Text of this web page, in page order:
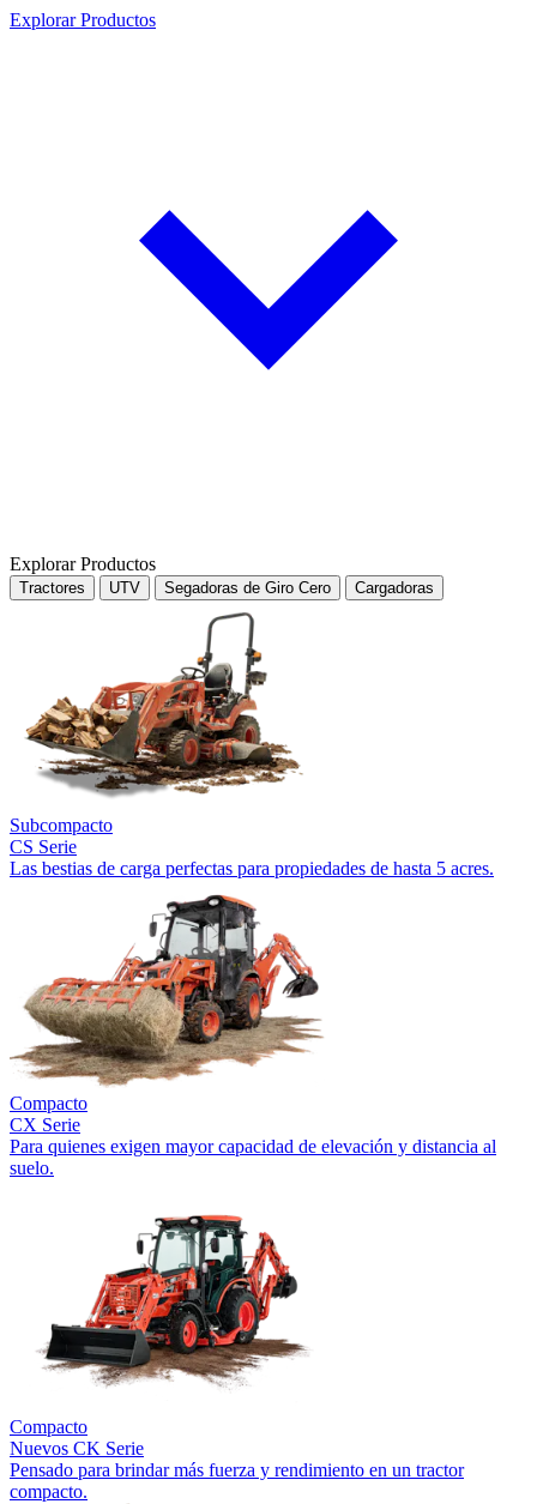
Explorar Productos
Explorar Productos
Tractores UTV Segadoras de Giro Cero Cargadoras
Subcompacto
CS Serie
Las bestias de carga perfectas para propiedades de hasta 5 acres.
Compacto
CX Serie
Para quienes exigen mayor capacidad de elevación y distancia al
suelo.
Compacto
Nuevos CK Serie
Pensado para brindar más fuerza y rendimiento en un tractor
compacto.